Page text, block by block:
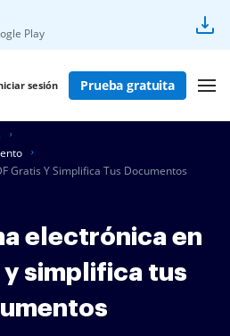
Play
sesión Prueba gratuita
Gratis Y Simplifica Tus Documentos
electrónica en
y simplifica tus